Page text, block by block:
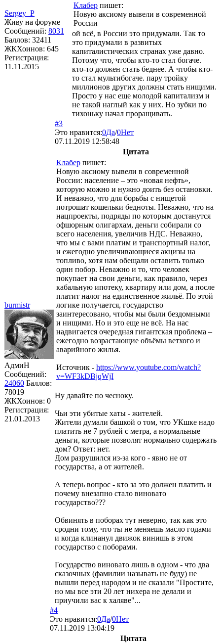
Sergey_P
Живу на форуме
Сообщений: 8031
Баллов: 32411
ЖКХоинов: 645
Регистрация:
11.11.2015
Клабер пишет:
Новую аксиому вывели в современной
России
ой всё, в России это придумали. Так то
это придумали в развитых
капиталистических странах уже давно.
Потому что, чтобы кто-то стал богаче.
кто-то должен стать беднее. А чтобы кто-
то стал мультибогаче. пару тройку
миллионов других должны стать нищими.
Просто у нас еще молодой капитализм и
не такой наглый как у них. Но зубки по
тихоньку начал проращивать.
burmistr
АдмиН
Сообщений:
24060 Баллов:
78019
ЖКХоинов: 0
Регистрация:
21.01.2013
#3
Это нравится:0Да/0Нет
07.11.2019 12:58:48
Цитата
Клабер пишет:
Новую аксиому вывели в современной
России: население – это «новая нефть»,
которую можно и нужно доить без остановки.
И неважно, что для борьбы с нищетой
потрошат кошельки бедноты. Неважно, что на
нацпроекты, подряды по которым достанутся
офшорным олигархам, деньги собирали со
всего населения, увеличив НДС. Неважно,
что мы с вами платим и транспортный налог,
и ежегодно увеличивающиеся акцизы на
топливо, хотя нам обещали оставить только
один побор. Неважно и то, что человек
покупает на свои деньги, как правило, через
кабальную ипотеку, квартиру или дом, а после
платит налог на единственное жильё. По этой
логике получается, государство
заинтересовано, чтобы мы были бездомными
и нищими. Но и это еще не всё. На нас
надвигается очередная гигантская проблема –
ежегодно возрастающие объёмы ветхого и
аварийного жилья.
Источник - https://www.youtube.com/watch?
v=WF3kDBjqWjI
Ну давайте по чесноку.
Чьи эти убитые хаты - жителей.
Жители думали башкой о том, что УКшке надо
платить не 7 рублей с метра, а нормальные
деньги, которые позволят нормально содержать
дом? Ответ: нет.
Дом разрушился из-за кого - явно не от
государства, а от жителей.
А теперь вопрос - кто за это должен платить и
почему внезапно стало виновато
государство???
Обвинять в поборах тут неверно, так как это
сродни тому, что ты не меняешь масло годами
и когда клинанул движок винишь в этом
государство с поборами.
Государство виновато лишь в одном - что два
сказочных (фамилии называть не буду) не
вышли перед народом и не сказали "Простите,
но мы все эти 20 лет нихера не делали и
приучили вас к халяве"...
#4
Это нравится:0Да/0Нет
07.11.2019 13:04:19
Цитата